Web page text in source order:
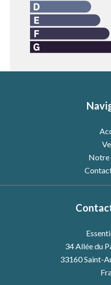
Notre
34 Allée du
33160Saint-